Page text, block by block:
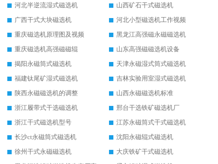
河北半逆流湿式磁选机
山西矿石干式磁选机
广西干式大块磁选机
河北小型磁选机工作视频
重庆磁选机原理图及视频
黑龙江高强磁永磁磁选机
重庆磁选机高强磁磁辊
山东高强磁磁选机设备
揭阳永磁筒式磁选机
天津永磁湿式筒式磁选机
福建钛尾矿湿式磁选机
吉林实验用室湿式磁选机
陕西永磁磁选机的调整
山西永磁磁选机标准
浙江履带式干选磁选机
邢台干选铁矿磁选机厂
浙江干式磁选机型号
江苏永磁筒式干式磁选机
长沙ct永磁筒式磁选机
沈阳永磁辊式磁选机
徐州干式永磁磁选机
大庆铁矿干式磁选机